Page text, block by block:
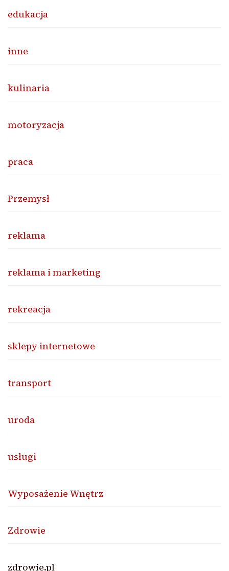
edukacja
inne
kulinaria
motoryzacja
praca
Przemysł
reklama
reklama i marketing
rekreacja
sklepy internetowe
transport
uroda
usługi
Wyposażenie Wnętrz
Zdrowie
zdrowie.pl